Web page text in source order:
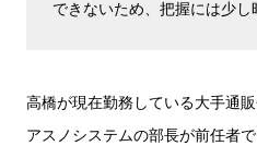
できないため、把握には少し
高橋が現在勤務している大手通
アスノシステムの部長が前任者